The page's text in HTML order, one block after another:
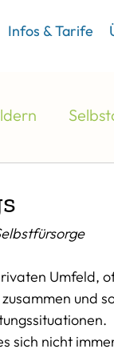
Infos & Tarife
Umfeld,
und
sich nicht